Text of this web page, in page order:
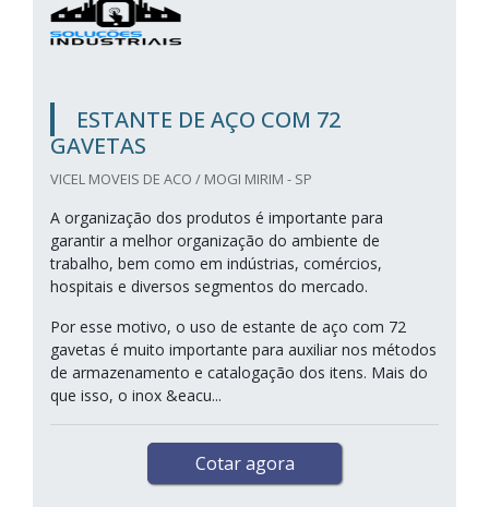
ESTANTE DE AÇO COM 72
GAVETAS
VICEL MOVEIS DE ACO / MOGI MIRIM - SP
A organização dos produtos é importante para
garantir a melhor organização do ambiente de
trabalho, bem como em indústrias, comércios,
hospitais e diversos segmentos do mercado.
Por esse motivo, o uso de estante de aço com 72
gavetas é muito importante para auxiliar nos métodos
de armazenamento e catalogação dos itens. Mais do
que isso, o inox &eacu...
Cotar agora